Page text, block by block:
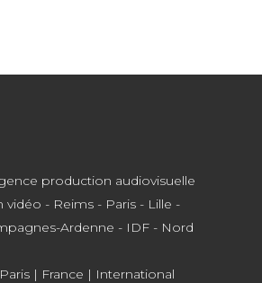
Paris| France | International